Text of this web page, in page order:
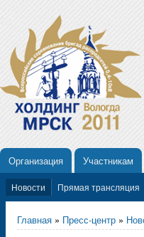
Организация Участникам
Новости Прямая трансляция
Главная » Пресс-центр »